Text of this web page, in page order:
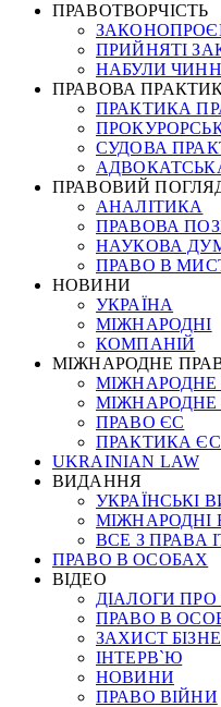
ПРАВОТВОРЧІСТЬ
ПРИЙНЯТІ
НАБУЛИ
ПРАВОВА
ПРАКТИКА
СУДОВА
ПРАВОВИЙ
АНАЛІТИКА
ПРАВОВА
НАУКОВА
ПРАВО В
НОВИНИ
УКРАЇНА
МІЖНАРОДНІ
КОМПАНІЙ
МІЖНАРОДНЕ
МІЖНАРОДНЕ
МІЖНАРОДНЕ
ПРАВО ЄС
ПРАКТИКА
UKRAINIAN LAW
ВИДАННЯ
УКРАЇНСЬКІ
МІЖНАРОДНІ
ВСЕ З ПРАВА
ПРАВО В ОСОБАХ
ВІДЕО
ДІАЛОГИ
ПРАВО В
ЗАХИСТ
ІНТЕРВ`Ю
НОВИНИ
ПРАВО ВІЙНИ